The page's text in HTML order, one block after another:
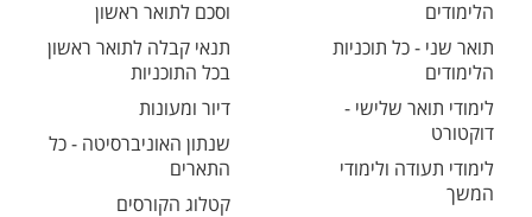
הלימודים
תואר שני - כל תוכניות
הלימודים
לימודי תואר שלישי -
דוקטורט
לימודי תעודה ולימודי
המשך
וסכם לתואר ראשון
תנאי קבלה לתואר ראשון
בכל התוכניות
דיור ומעונות
שנתון האוניברסיטה - כל
התארים
קטלוג הקורסים